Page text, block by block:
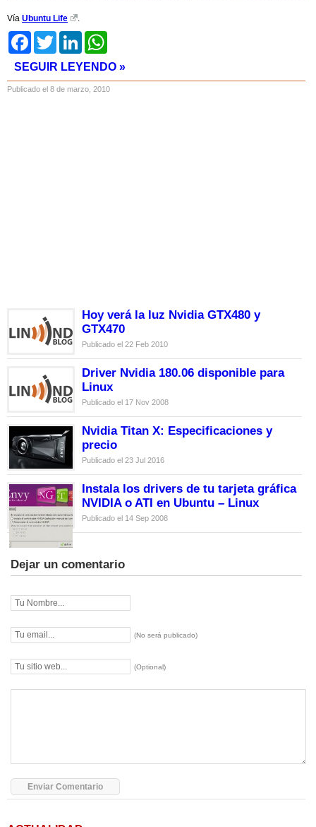
Vía Ubuntu Life
.
FacebookTwitter LinkedIn
SEGUIR LEYENDO »
Publicado el 8 de marzo, 2010
Hoy verá la luz Nvidia GTX480 y
GTX470
Publicado el 22 Feb 2010
Driver Nvidia 180.06 disponible para
Linux
Publicado el 17 Nov 2008
Nvidia Titan X: Especificaciones y
precio
Publicado el 23 Jul 2016
Instala los drivers de tu tarjeta gráfica
NVIDIA o ATI en Ubuntu – Linux
Publicado el 14 Sep 2008
Dejar un comentario
(No será publicado)
(Optional)